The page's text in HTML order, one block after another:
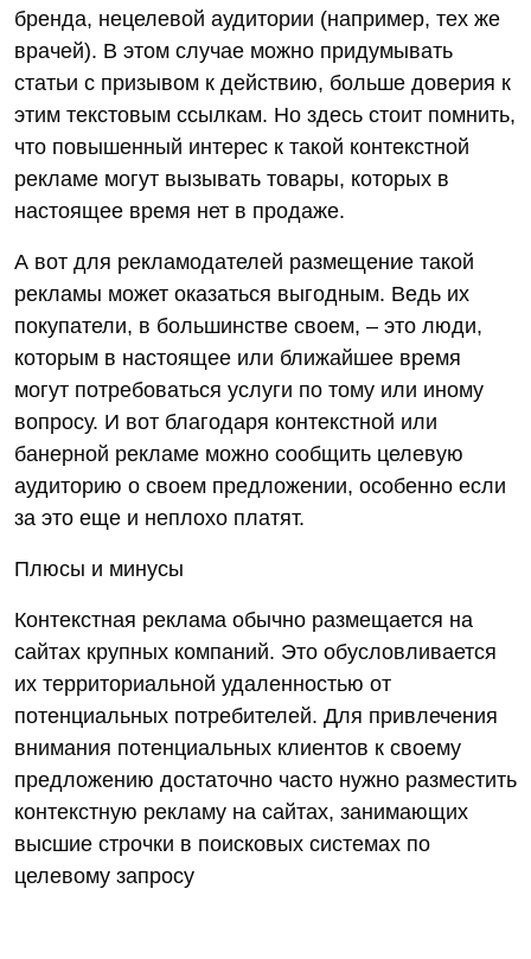
бренда, нецелевой аудитории (например, тех же
врачей). В этом случае можно придумывать
статьи с призывом к действию, больше доверия к
этим текстовым ссылкам. Но здесь стоит помнить,
что повышенный интерес к такой контекстной
рекламе могут вызывать товары, которых в
настоящее время нет в продаже.
А вот для рекламодателей размещение такой
рекламы может оказаться выгодным. Ведь их
покупатели, в большинстве своем, – это люди,
которым в настоящее или ближайшее время
могут потребоваться услуги по тому или иному
вопросу. И вот благодаря контекстной или
банерной рекламе можно сообщить целевую
аудиторию о своем предложении, особенно если
за это еще и неплохо платят.
Плюсы и минусы
Контекстная реклама обычно размещается на
сайтах крупных компаний. Это обусловливается
их территориальной удаленностью от
потенциальных потребителей. Для привлечения
внимания потенциальных клиентов к своему
предложению достаточно часто нужно разместить
контекстную рекламу на сайтах, занимающих
высшие строчки в поисковых системах по
целевому запросу